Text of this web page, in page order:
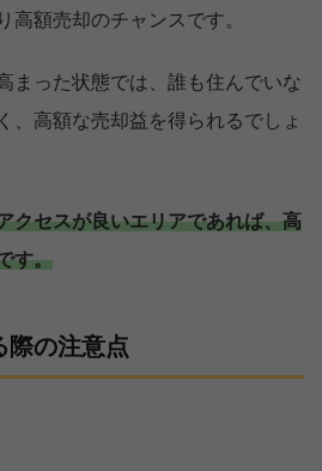
高額売却のチャンスです。
まった状態では、誰も住んでいな
、高額な売却益を得られるでしょ
クセスが良いエリアであれば、高
す。
際の注意点